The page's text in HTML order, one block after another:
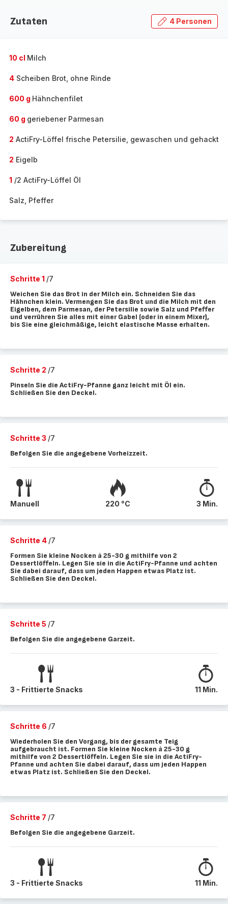
Zutaten 4 Personen
10 cl Milch
4 Scheiben Brot, ohne Rinde
600 g Hähnchenfilet
60 g geriebener Parmesan
2 ActiFry-Löffel frische Petersilie, gewaschen und gehackt
2 Eigelb
1 /2 ActiFry-Löffel Öl
Salz, Pfeffer
Zubereitung
Schritte 1 /7
Weichen Sie das Brot in der Milch ein. Schneiden Sie das
Hähnchen klein. Vermengen Sie das Brot und die Milch mit den
Eigelben, dem Parmesan, der Petersilie sowie Salz und Pfeffer
und verrühren Sie alles mit einer Gabel (oder in einem Mixer),
bis Sie eine gleichmäßige, leicht elastische Masse erhalten.
Schritte 2 /7
Pinseln Sie die ActiFry-Pfanne ganz leicht mit Öl ein.
Schließen Sie den Deckel.
Schritte 3 /7
Befolgen Sie die angegebene Vorheizzeit.
Manuell 220 °C 3 Min.
Schritte 4 /7
Formen Sie kleine Nocken à 25-30 g mithilfe von 2
Dessertlöffeln. Legen Sie sie in die ActiFry-Pfanne und achten
Sie dabei darauf, dass um jeden Happen etwas Platz ist.
Schließen Sie den Deckel.
Schritte 5 /7
Befolgen Sie die angegebene Garzeit.
3 - Frittierte Snacks 11 Min.
Schritte 6 /7
Wiederholen Sie den Vorgang, bis der gesamte Teig
aufgebraucht ist. Formen Sie kleine Nocken à 25-30 g
mithilfe von 2 Dessertlöffeln. Legen Sie sie in die ActiFry-
Pfanne und achten Sie dabei darauf, dass um jeden Happen
etwas Platz ist. Schließen Sie den Deckel.
Schritte 7 /7
Befolgen Sie die angegebene Garzeit.
3 - Frittierte Snacks 11 Min.